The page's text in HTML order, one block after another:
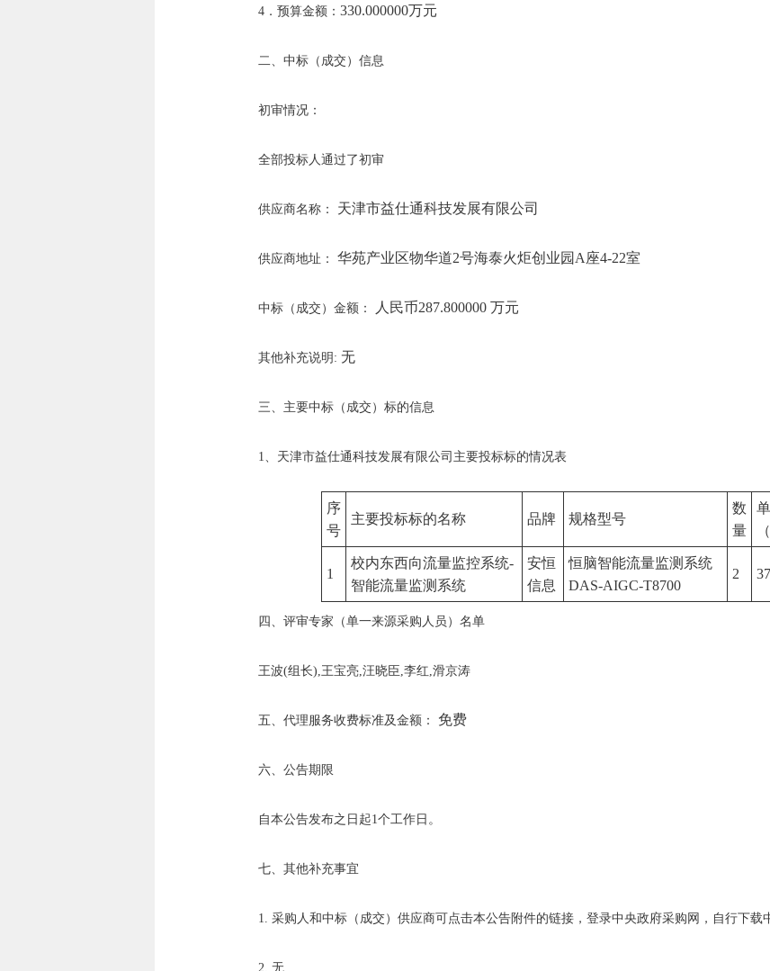
4．预算金额： 330.000000万元
二、中标（成交）信息
初审情况：
全部投标人通过了初审
供应商名称： 天津市益仕通科技发展有限公司
供应商地址： 华苑产业区物华道2号海泰火炬创业园A座4-22室
中标（成交）金额： 人民币287.800000 万元
其他补充说明: 无
三、主要中标（成交）标的信息
1、天津市益仕通科技发展有限公司主要投标标的情况表
序
号
主要投标标的名称 品牌 规格型号
数
量
1
校内东西向流量监控系统-
智能流量监测系统
安恒
信息
恒脑智能流量监测系统
DAS-AIGC-T8700
2
四、评审专家（单一来源采购人员）名单
王波(组长),王宝亮,汪晓臣,李红,滑京涛
五、代理服务收费标准及金额： 免费
六、公告期限
自本公告发布之日起1个工作日。
七、其他补充事宜
1. 采购人和中标（成交）供应商可点击本公告附件的链接，登录中央政府采购网，自行下载
2. 无